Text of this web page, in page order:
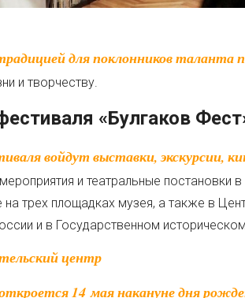
и творчеству.
«Булгаков
и театральные постановки
на трех площадках музея, а также в
и в Государственном
центр